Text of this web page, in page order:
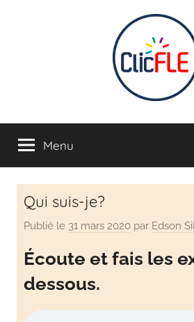
CLIC
FLE
INTERACTIF
Apprendre
français
s'amusantMenu
Qui suis-je?
Publié le 31 mars 2020 par Edson
Écoute et fais les
dessous.